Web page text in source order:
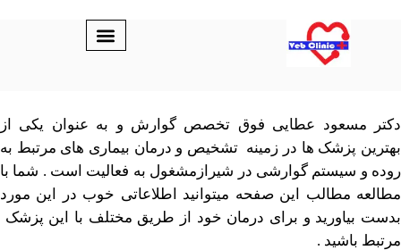
عطایی فوق تخصص گوارش و به عنوان یکی از
ها در زمینه تشخیص و درمان بیماری های مرتبط به
گوارشی در شیرازمشغول به فعالیت است . شما با
این صفحه میتوانید اطلاعاتی خوب در این مورد
و برای درمان خود از طریق مختلف با این پزشک
.